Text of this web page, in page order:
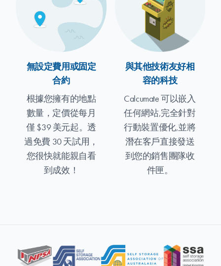
無設定費用或固定
合約
根據您擁有的地點
數量，定價從每月
僅 $39 美元起。透
過免費 30 天試用，
您很快就能親自看
到成效！
與其他技術友好相
容的科技
Calcumate 可以嵌入
任何網站,完全針對
行動裝置優化,並將
潛在客戶直接發送
到您的銷售團隊收
件匣。